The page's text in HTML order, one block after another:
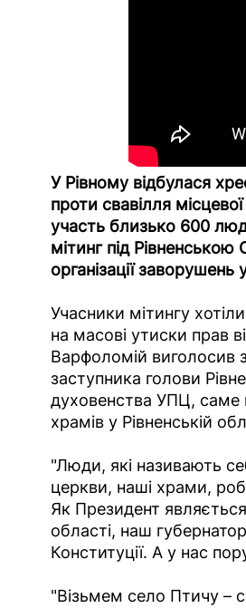
У Рівному відбулася
проти свавілля
участь близько 600
мітинг під
організації заворушень
Учасники мітингу
на масові утиски прав
Варфоломій виголосив
заступника голови
духовенства УПЦ, саме
храмів у Рівненській
"Люди, які називають
церкви, наші храми,
Як Президент
області, наш
Конституції. А у нас
"Візьмем село Птичу –